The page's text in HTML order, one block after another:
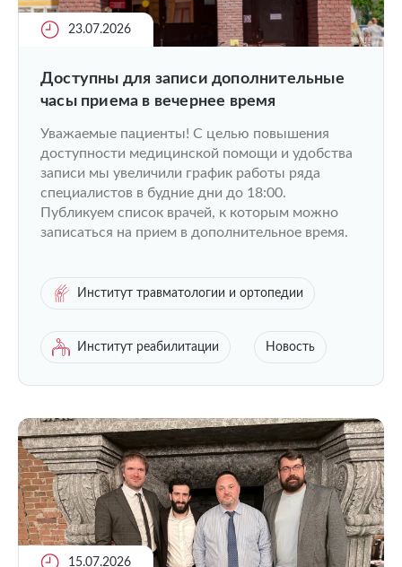
23.07.2026
Доступны для записи дополнительные
часы приема в вечернее время
Уважаемые пациенты! С целью повышения
доступности медицинской помощи и удобства
записи мы увеличили график работы ряда
специалистов в будние дни до 18:00.
Публикуем список врачей, к которым можно
записаться на прием в дополнительное время.
Институт травматологии и ортопедии
Институт реабилитации Новость
15.07.2026